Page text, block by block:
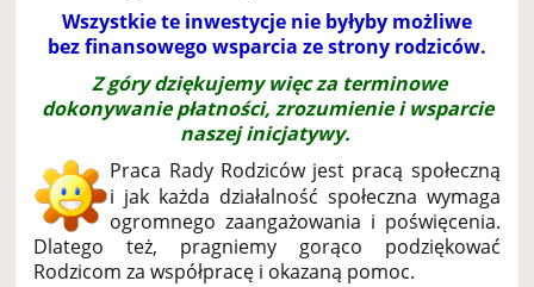
Wszystkie te inwestycje nie byłyby możliwe
bez finansowego wsparcia ze strony rodziców.
Z góry dziękujemy więc za terminowe
dokonywanie płatności, zrozumienie i wsparcie
naszej inicjatywy.
Praca Rady Rodziców jest pracą społeczną
i jak każda działalność społeczna wymaga
ogromnego zaangażowania i poświęcenia.
Dlatego też, pragniemy gorąco podziękować
Rodzicom za współpracę i okazaną pomoc.